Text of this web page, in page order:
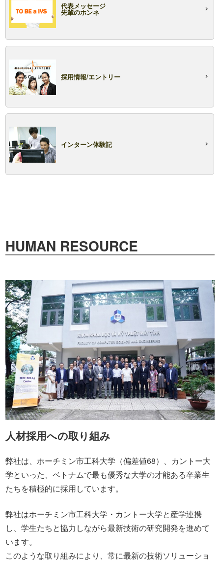
代表メッセージ
先輩のホンネ
採用情報/エントリー
インターン体験記
HUMAN RESOURCE
人材採用への取り組み
弊社は、ホーチミン市工科大学（偏差値68）、カントー大
学といった、ベトナムで最も優秀な大学の才能ある卒業生
たちを積極的に採用しています。
弊社はホーチミン市工科大学・カントー大学と産学連携
し、学生たちと協力しながら最新技術の研究開発を進めて
います。
このような取り組みにより、常に最新の技術ソリューショ